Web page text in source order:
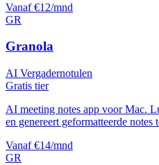
Vanaf €12/mnd
GR
Granola
AI Vergadernotulen
Gratis tier
AI meeting notes app voor Mac.
en genereert geformatteerde
Vanaf €14/mnd
GR